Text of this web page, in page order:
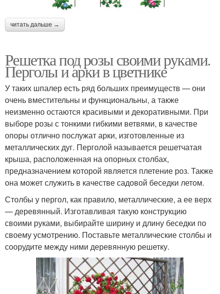
Решетка под розы
Опор из металла
Опор для плетистых
Опоры для компактного
формирования
Шпалера для опоры
Крепления для роз Подставки для роз
Вьющаяся роза Плетистая роза
Розы к зиме Плетистые розы
читать дальше →
Решетка под розы своими руками.
Перголы и арки в цветнике
У таких шпалер есть ряд больших преимуществ — они
очень вместительны и функциональны, а также
неизменно остаются красивыми и декоративными. При
выборе розы с тонкими гибкими ветвями, в качестве
опоры отлично послужат арки, изготовленные из
металлических дуг. Перголой называется решетчатая
крыша, расположенная на опорных столбах,
предназначением которой является плетение роз. Также
она может служить в качестве садовой беседки летом.
Столбы у пергол, как правило, металлические, а ее верх
— деревянный. Изготавливая такую конструкцию
своими руками, выбирайте ширину и длину беседки по
своему усмотрению. Поставьте металлические столбы и
соорудите между ними деревянную решетку.